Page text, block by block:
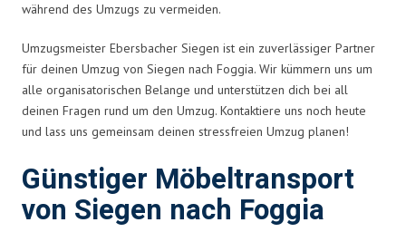
während des Umzugs zu vermeiden.
Umzugsmeister Ebersbacher Siegen ist ein zuverlässiger Partner
für deinen Umzug von Siegen nach Foggia. Wir kümmern uns um
alle organisatorischen Belange und unterstützen dich bei all
deinen Fragen rund um den Umzug. Kontaktiere uns noch heute
und lass uns gemeinsam deinen stressfreien Umzug planen!
Günstiger Möbeltransport
von Siegen nach Foggia